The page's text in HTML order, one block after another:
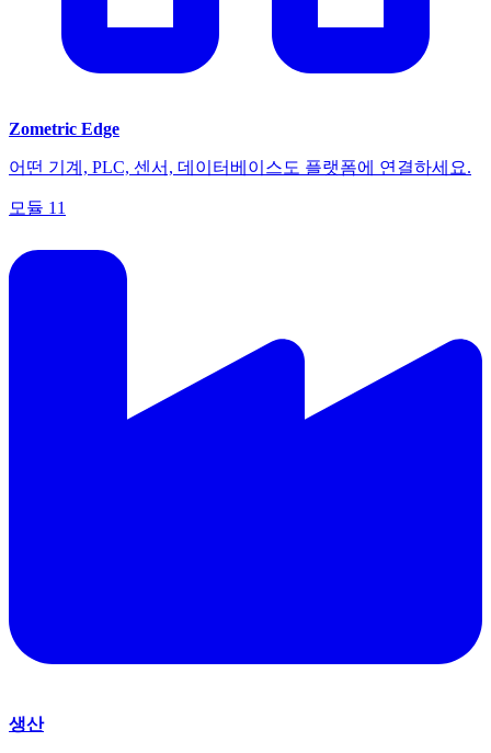
Zometric Edge
어떤 기계, PLC, 센서, 데이터베이스도 플랫폼에 연결하세요.
모듈 11
생산